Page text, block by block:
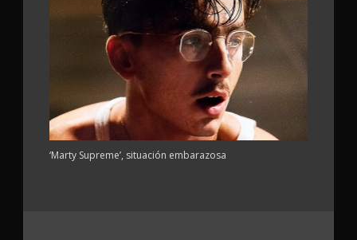
‘Marty Supreme’, situación embarazosa